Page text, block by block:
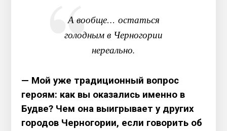
А вообще… остаться
голодным в Черногории
нереально.
— Мой уже традиционный вопрос
героям: как вы оказались именно в
Будве? Чем она выигрывает у других
городов Черногории, если говорить об